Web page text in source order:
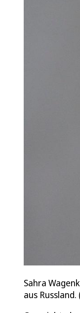
Sahra
aus